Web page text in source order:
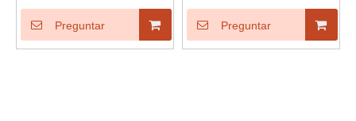
Preguntar Preguntar